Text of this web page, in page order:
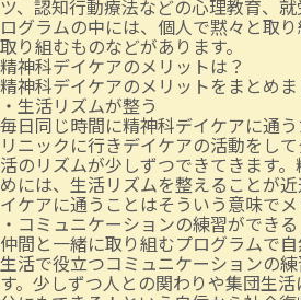
ツ、認知行動療法などの心理教育、
ログラムの中には、個人で黙々と取
取り組むものなどがあります。
精神科デイケアのメリットは？
精神科デイケアのメリットをまとめま
・生活リズムが整う
毎日同じ時間に精神科デイケアに通
リニックに行きデイケアの活動をし
活のリズムが少しずつできてきます
めには、生活リズムを整えることが
イケアに通うことはそういう意味でメ
・コミュニケーションの練習ができる
仲間と一緒に取り組むプログラムで
生活で役立つコミュニケーションの
す。少しずつ人との関わりや集団生